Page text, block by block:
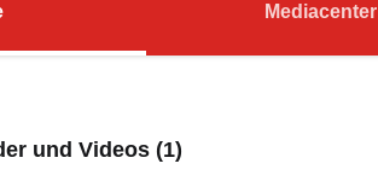
Mediacenter
und Videos (1)